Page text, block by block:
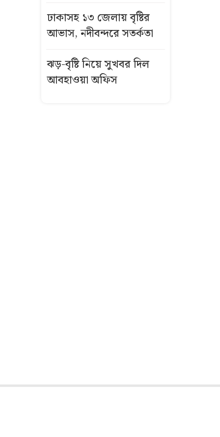
বাসের মুখোমুখি
সংঘর্ষে নিহত ৮
দেশে স্বর্ণের দামে
বড় পতন, আজ
থেকে নতুন দর
ঢাকাসহ ১৩ জেলায় বৃষ্টির
আভাস, নদীবন্দরে সতর্কতা
ঝড়-বৃষ্টি নিয়ে সুখবর দিল
আবহাওয়া অফিস